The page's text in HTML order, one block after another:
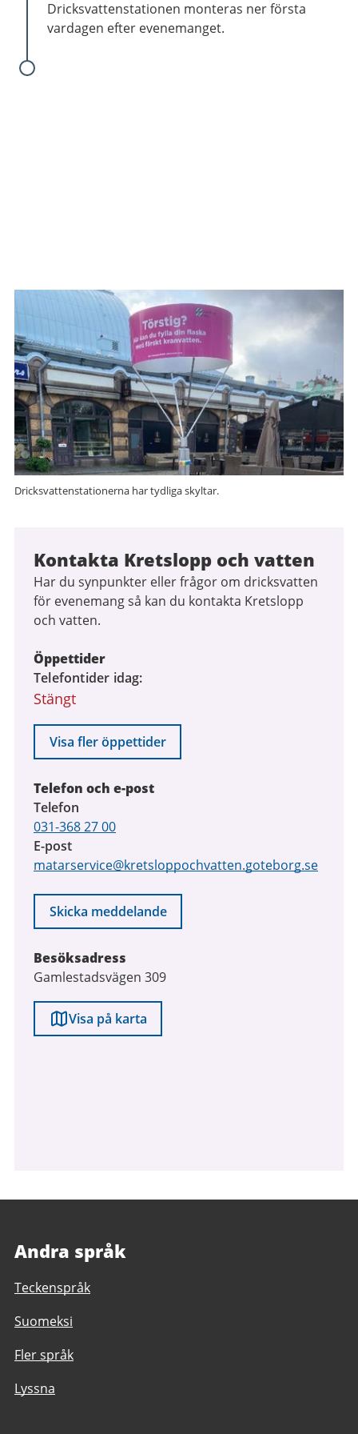
Dricksvattenstationen monteras ner första
vardagen efter evenemanget.
Dricksvattenstationerna har tydliga skyltar.
Kontakta Kretslopp och vatten
Har du synpunkter eller frågor om dricksvatten
för evenemang så kan du kontakta Kretslopp
och vatten.
Öppettider
Telefontider idag
Stängt
Visa fler öppettider
Telefon och e-post
Telefon
031-368 27 00
E-post
matarservice@kretsloppochvatten.goteborg.se
Skicka meddelande
Besöksadress
Gamlestadsvägen 309
Visa på karta
Andra språk
Teckenspråk
Suomeksi
Fler språk
Lyssna